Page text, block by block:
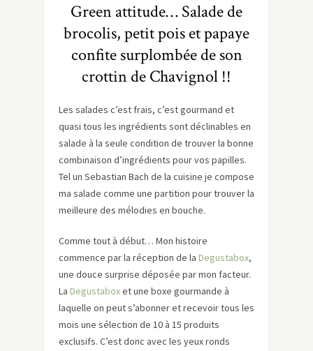
Green attitude… Salade de
brocolis, petit pois et papaye
confite surplombée de son
crottin de Chavignol !!
Les salades c’est frais, c’est gourmand et
quasi tous les ingrédients sont déclinables en
salade à la seule condition de trouver la bonne
combinaison d’ingrédients pour vos papilles.
Tel un Sebastian Bach de la cuisine je compose
ma salade comme une partition pour trouver la
meilleure des mélodies en bouche.
Comme tout à début… Mon histoire
commence par la réception de la Degustabox,
une douce surprise déposée par mon facteur.
La Degustaboxet une boxe gourmande à
laquelle on peut s’abonner et recevoir tous les
mois une sélection de 10 à 15 produits
exclusifs. C’est donc avec les yeux ronds